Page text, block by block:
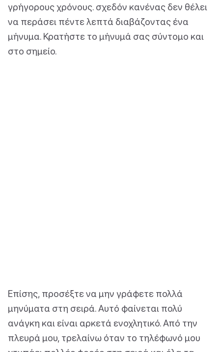
γρήγορους χρόνους. σχεδόν κανένας δεν θέλει
να περάσει πέντε λεπτά διαβάζοντας ένα
μήνυμα. Κρατήστε το μήνυμά σας σύντομο και
στο σημείο.
Επίσης, προσέξτε να μην γράφετε πολλά
μηνύματα στη σειρά. Αυτό φαίνεται πολύ
ανάγκη και είναι αρκετά ενοχλητικό. Από την
πλευρά μου, τρελαίνω όταν το τηλέφωνό μου